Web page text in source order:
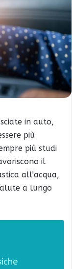
in auto,
più
più studi
il
all’acqua,
a lungo